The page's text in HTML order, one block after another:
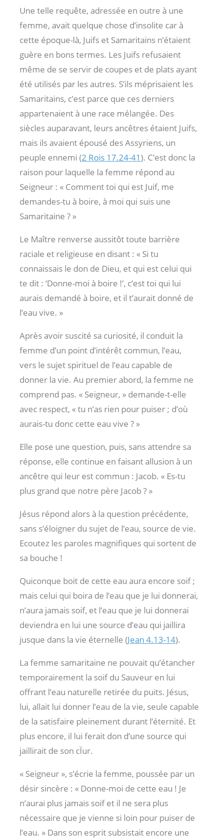
Une telle requête, adressée en outre à une
femme, avait quelque chose d’insolite car à
cette époque-là, Juifs et Samaritains n’étaient
guère en bons termes. Les Juifs refusaient
même de se servir de coupes et de plats ayant
été utilisés par les autres. S’ils méprisaient les
Samaritains, c’est parce que ces derniers
appartenaient à une race mélangée. Des
siècles auparavant, leurs ancêtres étaient Juifs,
mais ils avaient épousé des Assyriens, un
peuple ennemi (2 Rois 17.24-41). C’est donc la
raison pour laquelle la femme répond au
Seigneur : « Comment toi qui est Juif, me
demandes-tu à boire, à moi qui suis une
Samaritaine ? »
Le Maître renverse aussitôt toute barrière
raciale et religieuse en disant : « Si tu
connaissais le don de Dieu, et qui est celui qui
te dit : ‘Donne-moi à boire !’, c’est toi qui lui
aurais demandé à boire, et il t’aurait donné de
l’eau vive. »
Après avoir suscité sa curiosité, il conduit la
femme d’un point d’intérêt commun, l’eau,
vers le sujet spirituel de l’eau capable de
donner la vie. Au premier abord, la femme ne
comprend pas. « Seigneur, » demande-t-elle
avec respect, « tu n’as rien pour puiser ; d’où
aurais-tu donc cette eau vive ? »
Elle pose une question, puis, sans attendre sa
réponse, elle continue en faisant allusion à un
ancêtre qui leur est commun : Jacob. « Es-tu
plus grand que notre père Jacob ? »
Jésus répond alors à la question précédente,
sans s’éloigner du sujet de l’eau, source de vie.
Ecoutez les paroles magnifiques qui sortent de
sa bouche !
Quiconque boit de cette eau aura encore soif ;
mais celui qui boira de l’eau que je lui donnerai,
n’aura jamais soif, et l’eau que je lui donnerai
deviendra en lui une source d’eau qui jaillira
jusque dans la vie éternelle (Jean 4.13-14).
La femme samaritaine ne pouvait qu’étancher
temporairement la soif du Sauveur en lui
offrant l’eau naturelle retirée du puits. Jésus,
lui, allait lui donner l’eau de la vie, seule capable
de la satisfaire pleinement durant l’éternité. Et
plus encore, il lui ferait don d’une source qui
jaillirait de son cÏur.
« Seigneur », s’écrie la femme, poussée par un
désir sincère : « Donne-moi de cette eau ! Je
n’aurai plus jamais soif et il ne sera plus
nécessaire que je vienne si loin pour puiser de
l’eau. » Dans son esprit subsistait encore une